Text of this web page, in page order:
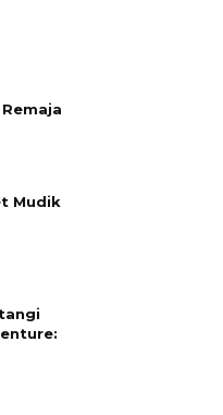
Mudik